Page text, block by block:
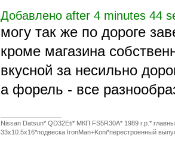
Добавлено after 4 minutes 44
могу так же по дороге
кроме магазина
вкусной за несильно
а форель - все
Nissan Datsun* QD32Eti* МКП FS5R30A* 1989 г.р.*
33x10.5x16*подвеска IronMan+Koni*перестроенный